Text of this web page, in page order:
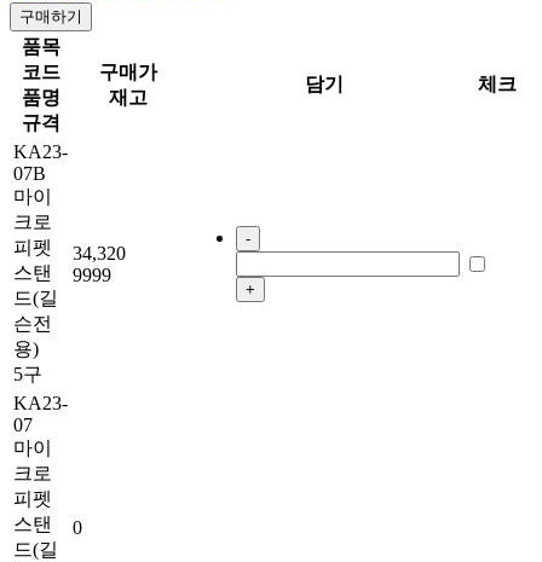
구매하기
품목
코드
품명
규격
구매가
재고
담기 체크
KA23-
07B
마이
크로
피펫
스탠
드(길
슨전
용)
5구
34,320
9999
-
+
KA23-
07
마이
크로
피펫
스탠
드(길
0